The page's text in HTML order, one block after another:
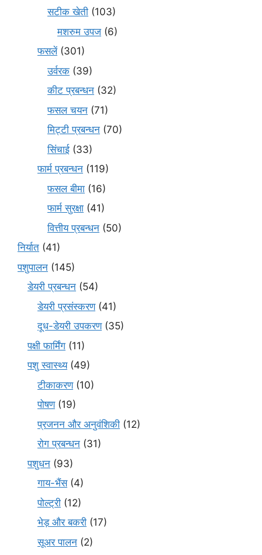
सटीक खेती (103)
मशरुम उपज (6)
फसलें(301)
उर्वरक (39)
कीट प्रबन्धन (32)
फसल चयन (71)
मि‌ट्टी प्रबन्धन (70)
सिंचाई (33)
फार्म प्रबन्धन (119)
फसल बीमा (16)
फार्म सुरक्षा (41)
वित्तीय प्रबन्धन (50)
निर्यात (41)
पशुपालन (145)
डेयरी प्रबन्धन (54)
डेयरी प्रसंस्करण(41)
दूध-डेयरी उपकरण(35)
पक्षी फार्मिंग (11)
पशु स्वास्थ्य(49)
टीकाकरण(10)
पोषण(19)
प्रजनन और अनुवंशिकी (12)
रोग प्रबन्धन (31)
पशुधन (93)
गाय-भैंस(4)
पोल्ट्री (12)
भेड़ और बकरी (17)
सूअर पालन (2)